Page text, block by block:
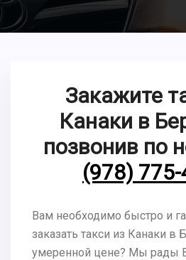
Закажите
Канаки в
позвонив по
(978)
Вам необходимо быстро и
заказать такси из Канаки в
умеренной цене? Мы рады